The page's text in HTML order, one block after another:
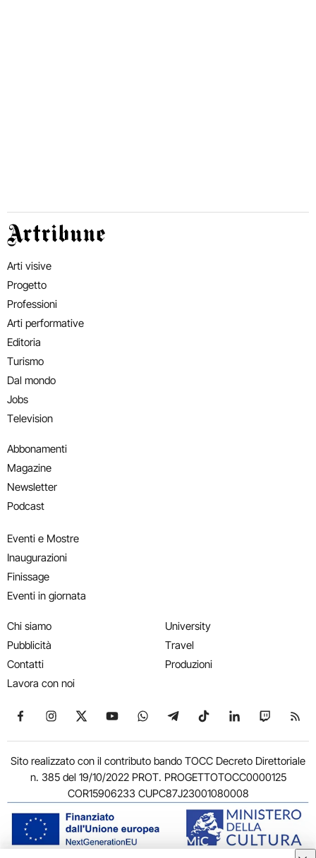
Artribune
Arti visive
Progetto
Professioni
Arti performative
Editoria
Turismo
Dal mondo
Jobs
Television
Abbonamenti
Magazine
Newsletter
Podcast
Eventi e Mostre
Inaugurazioni
Finissage
Eventi in giornata
Chi siamo
Pubblicità
Contatti
Lavora con noi
University
Travel
Produzioni
Seguici su Facebook
Seguici su Instagram
Seguici su X
Seguici su YouTube
Seguici su WhatsApp
Seguici su Telegram
Seguici su TikTok
Seguici su
Seguici
Sito realizzato con il contributo bando TOCC Decreto Direttoriale
n. 385 del 19/10/2022 PROT. PROGETTOTOCC0000125
COR15906233 CUPC87J23001080008